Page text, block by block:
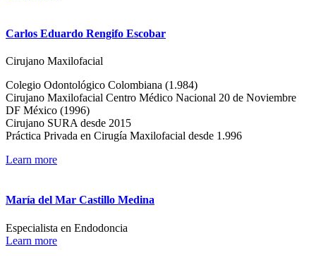
Carlos Eduardo Rengifo Escobar
Cirujano Maxilofacial
Colegio Odontológico Colombiana (1.984)
Cirujano Maxilofacial Centro Médico Nacional 20 de Noviembre
DF México (1996)
Cirujano SURA desde 2015
Práctica Privada en Cirugía Maxilofacial desde 1.996
Learn more
María del Mar Castillo Medina
Especialista en Endodoncia
Learn more